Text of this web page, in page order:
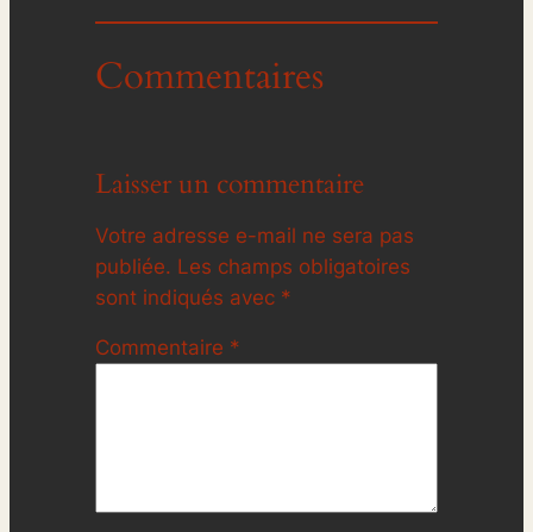
Commentaires
Laisser un commentaire
Votre adresse e-mail ne sera pas
publiée. Les champs obligatoires
sont indiqués avec *
Commentaire *